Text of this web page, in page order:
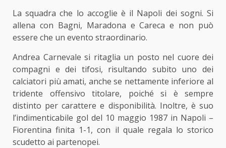
La squadra che lo accoglie è il Napoli dei sogni. Si
allena con Bagni, Maradona e Careca e non può
essere che un evento straordinario.
Andrea Carnevale si ritaglia un posto nel cuore dei
compagni e dei tifosi, risultando subito uno dei
calciatori più amati, anche se nettamente inferiore al
tridente offensivo titolare, poiché si è sempre
distinto per carattere e disponibilità. Inoltre, è suo
l’indimenticabile gol del 10 maggio 1987 in Napoli –
Fiorentina finita 1-1, con il quale regala lo storico
scudetto ai partenopei.